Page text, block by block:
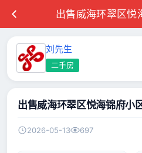
出售威海环翠区悦
刘先生
二手房
出售威海环翠区悦海锦府小
2026-05-13 697